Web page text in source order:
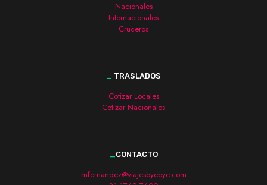
Nacionales
Internacionales
Cruceros
_ TRASLADOS
Cotizar Locales
Cotizar Nacionales
_CONTACTO
mfernandez@viajesbyebye.com